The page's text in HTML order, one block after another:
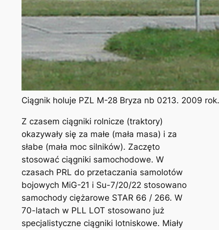
Ciągnik holuje PZL M-28 Bryza nb 0213. 2009
Z czasem ciągniki rolnicze (traktory)
okazywały się za małe (mała masa) i za
słabe (mała moc silników). Zaczęto
stosować ciągniki samochodowe. W
czasach PRL do przetaczania samolotów
bojowych MiG-21 i Su-7/20/22 stosowano
samochody ciężarowe STAR 66 / 266. W
70-latach w PLL LOT stosowano już
specjalistyczne ciągniki lotniskowe. Miały